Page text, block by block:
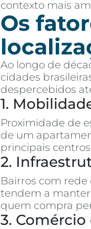
contexto mais
Os
Ao longo de
cidades
despercebidos
1.
Proximidade de
de um
principais
2.
Bairros com
tendem a manter
quem compra
3.